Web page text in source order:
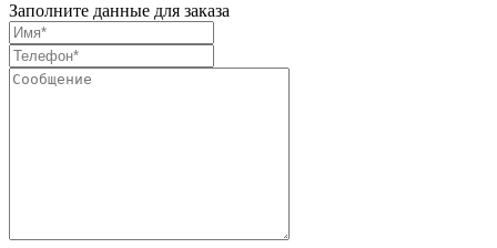
Заполните данные для заказа